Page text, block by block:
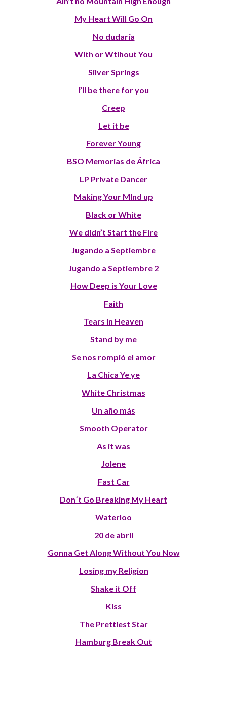
My Heart Will Go On
No dudaría
With or Wtihout You
Silver Springs
I’ll be there for you
Creep
Let it be
Forever Young
BSO Memorias de África
LP Private Dancer
Making Your MInd up
Black or White
We didn’t Start the Fire
Jugando a Septiembre
Jugando a Septiembre 2
How Deep is Your Love
Faith
Tears in Heaven
Stand by me
Se nos rompió el amor
La Chica Ye ye
White Christmas
Un año más
Smooth Operator
As it was
Jolene
Fast Car
Don´t Go Breaking My Heart
Waterloo
20 de abril
Gonna Get Along Without You Now
Losing my Religion
Shake it Off
Kiss
The Prettiest Star
Hamburg Break Out